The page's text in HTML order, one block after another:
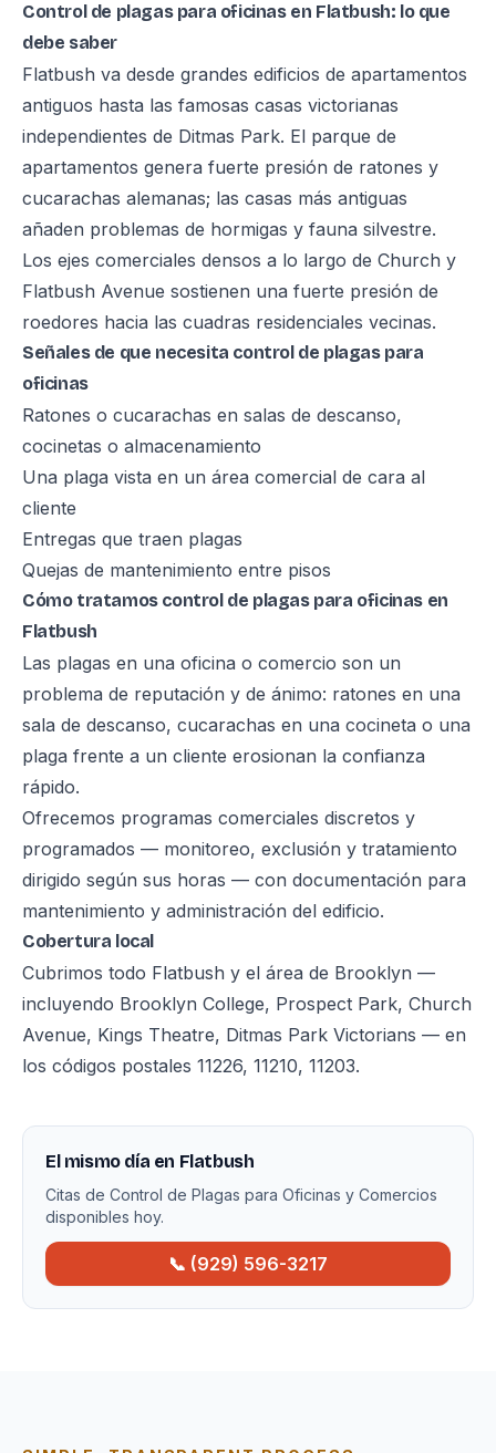
Control de plagas para oficinas en Flatbush: lo que
debe saber
Flatbush va desde grandes edificios de apartamentos
antiguos hasta las famosas casas victorianas
independientes de Ditmas Park. El parque de
apartamentos genera fuerte presión de ratones y
cucarachas alemanas; las casas más antiguas
añaden problemas de hormigas y fauna silvestre.
Los ejes comerciales densos a lo largo de Church y
Flatbush Avenue sostienen una fuerte presión de
roedores hacia las cuadras residenciales vecinas.
Señales de que necesita control de plagas para
oficinas
Ratones o cucarachas en salas de descanso,
cocinetas o almacenamiento
Una plaga vista en un área comercial de cara al
cliente
Entregas que traen plagas
Quejas de mantenimiento entre pisos
Cómo tratamos control de plagas para oficinas en
Flatbush
Las plagas en una oficina o comercio son un
problema de reputación y de ánimo: ratones en una
sala de descanso, cucarachas en una cocineta o una
plaga frente a un cliente erosionan la confianza
rápido.
Ofrecemos programas comerciales discretos y
programados — monitoreo, exclusión y tratamiento
dirigido según sus horas — con documentación para
mantenimiento y administración del edificio.
Cobertura local
Cubrimos todo Flatbush y el área de Brooklyn —
incluyendo Brooklyn College, Prospect Park, Church
Avenue, Kings Theatre, Ditmas Park Victorians — en
los códigos postales 11226, 11210, 11203.
El mismo día en Flatbush
Citas de Control de Plagas para Oficinas y Comercios
disponibles hoy.
📞 (929) 596-3217